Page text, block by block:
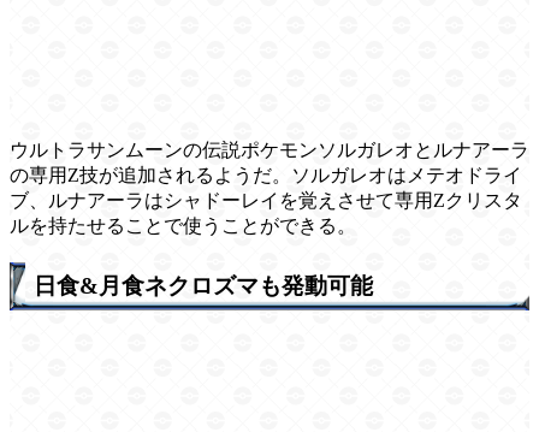
ウルトラサンムーンの伝説ポケモンソルガレオとルナアーラ
の専用Z技が追加されるようだ。ソルガレオはメテオドライ
ブ、ルナアーラはシャドーレイを覚えさせて専用Zクリスタ
ルを持たせることで使うことができる。
日食&月食ネクロズマも発動可能